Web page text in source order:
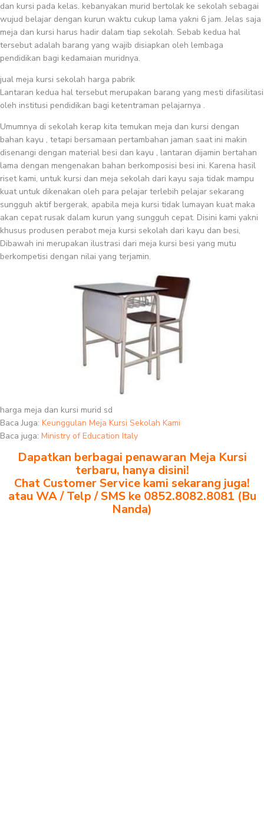
dan kursi pada kelas. kebanyakan murid bertolak ke sekolah sebagai
wujud belajar dengan kurun waktu cukup lama yakni 6 jam. Jelas saja
meja dan kursi harus hadir dalam tiap sekolah. Sebab kedua hal
tersebut adalah barang yang wajib disiapkan oleh lembaga
pendidikan bagi kedamaian muridnya.
jual meja kursi sekolah harga pabrik
Lantaran kedua hal tersebut merupakan barang yang mesti difasilitasi
oleh institusi pendidikan bagi ketentraman pelajarnya .
Umumnya di sekolah kerap kita temukan meja dan kursi dengan
bahan kayu , tetapi bersamaan pertambahan jaman saat ini makin
disenangi dengan material besi dan kayu , lantaran dijamin bertahan
lama dengan mengenakan bahan berkomposisi besi ini. Karena hasil
riset kami, untuk kursi dan meja sekolah dari kayu saja tidak mampu
kuat untuk dikenakan oleh para pelajar terlebih pelajar sekarang
sungguh aktif bergerak, apabila meja kursi tidak lumayan kuat maka
akan cepat rusak dalam kurun yang sungguh cepat. Disini kami yakni
khusus produsen perabot meja kursi sekolah dari kayu dan besi,
Dibawah ini merupakan ilustrasi dari meja kursi besi yang mutu
berkompetisi dengan nilai yang terjamin.
harga meja dan kursi murid sd
Baca Juga: Keunggulan Meja Kursi Sekolah Kami
Baca juga: Ministry of Education Italy
Dapatkan berbagai penawaran Meja Kursi
terbaru, hanya disini!
Chat Customer Service kami sekarang juga!
atau WA / Telp / SMS ke 0852.8082.8081 (Bu
Nanda)